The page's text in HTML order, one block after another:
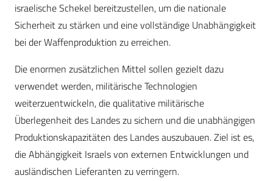
israelische Schekel bereitzustellen, um die nationale
Sicherheit zu stärken und eine vollständige Unabhängigkeit
bei der Waffenproduktion zu erreichen.
Die enormen zusätzlichen Mittel sollen gezielt dazu
verwendet werden, militärische Technologien
weiterzuentwickeln, die qualitative militärische
Überlegenheit des Landes zu sichern und die unabhängigen
Produktionskapazitäten des Landes auszubauen. Ziel ist es,
die Abhängigkeit Israels von externen Entwicklungen und
ausländischen Lieferanten zu verringern.